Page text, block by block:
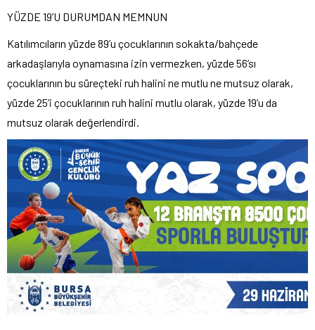
YÜZDE 19’U DURUMDAN MEMNUN
Katılımcıların yüzde 89’u çocuklarının sokakta/bahçede
arkadaşlarıyla oynamasına izin vermezken, yüzde 56’sı
çocuklarının bu süreçteki ruh halini ne mutlu ne mutsuz olarak,
yüzde 25’i çocuklarının ruh halini mutlu olarak, yüzde 19’u da
mutsuz olarak değerlendirdi.